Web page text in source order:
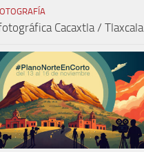
Cacaxtla / Tlaxcala